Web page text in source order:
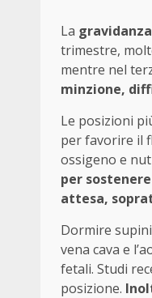
La gravidanza
trimestre,
mentre nel
minzione,
Le posizioni
per favorire il
ossigeno e
per
attesa,
Dormire
vena cava e
fetali. Studi
posizione.